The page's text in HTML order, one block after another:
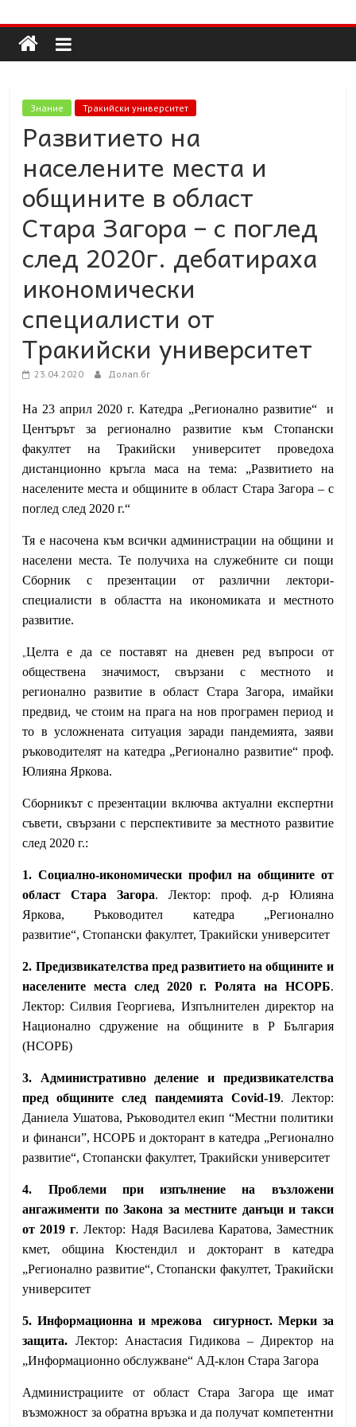
to
content
Долап
БГ
култура|
пътешествия|
мода|
събития|
кухня|
реклама|
минало|
Знание Тракийски университет
Развитието на
населените места и
общините в област
Стара Загора – с поглед
след 2020г. дебатираха
икономически
специалисти от
Тракийски университет
23.04.2020 Долап.бг
На 23 април 2020 г. Катедра „Регионално развитие“ и
Центърът за регионално развитие към Стопански
факултет на Тракийски университет проведоха
дистанционно кръгла маса на тема: „Развитието на
населените места и общините в област Стара Загора – с
поглед след 2020 г.“
Тя е насочена към всички администрации на общини и
населени места. Те получиха на служебните си пощи
Сборник с презентации от различни лектори-
специалисти в областта на икономиката и местното
развитие.
„Целта е да се поставят на дневен ред въпроси от
обществена значимост, свързани с местното и
регионално развитие в област Стара Загора, имайки
предвид, че стоим на прага на нов програмен период и
то в усложнената ситуация заради пандемията, заяви
ръководителят на катедра „Регионално развитие“ проф.
Юлияна Яркова.
Сборникът с презентации включва актуални експертни
съвети, свързани с перспективите за местното развитие
след 2020 г.:
1. Социално-икономически профил на общините от
област Стара Загора. Лектор: проф. д-р Юлияна
Яркова, Ръководител катедра „Регионално
развитие“, Стопански факултет, Тракийски университет
2. Предизвикателства пред развитието на общините и
населените места след 2020 г. Ролята на НСОРБ.
Лектор: Силвия Георгиева, Изпълнителен директор на
Национално сдружение на общините в Р България
(НСОРБ)
3. Административно деление и предизвикателства
пред общините след пандемията Covid-19. Лектор:
Даниела Ушатова, Ръководител екип “Местни политики
и финанси”, НСОРБ и докторант в катедра „Регионално
развитие“, Стопански факултет, Тракийски университет
4. Проблеми при изпълнение на възложени
ангажименти по Закона за местните данъци и такси
от 2019 г. Лектор: Надя Василева Каратова, Заместник
кмет, община Кюстендил и докторант в катедра
„Регионално развитие“, Стопански факултет, Тракийски
университет
5. Информационна и мрежова сигурност. Мерки за
защита. Лектор: Анастасия Гидикова – Директор на
„Информационно обслужване“ АД-клон Стара Загора
Администрациите от област Стара Загора ще имат
възможност за обратна връзка и да получат компетентни